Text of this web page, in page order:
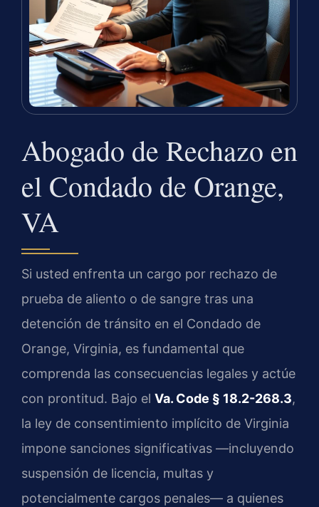
Abogado de Rechazo en
el Condado de Orange,
VA
Si usted enfrenta un cargo por rechazo de
prueba de aliento o de sangre tras una
detención de tránsito en el Condado de
Orange, Virginia, es fundamental que
comprenda las consecuencias legales y actúe
con prontitud. Bajo el Va. Code § 18.2-268.3,
la ley de consentimiento implícito de Virginia
impone sanciones significativas —incluyendo
suspensión de licencia, multas y
potencialmente cargos penales— a quienes